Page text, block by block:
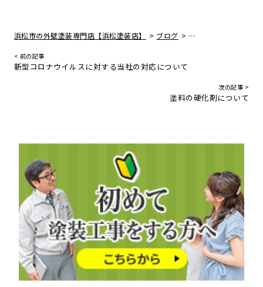
浜松市の外壁塗装専門店【浜松塗装店】 > ブログ > 光触媒塗料について
< 前の記事
新型コロナウイルスに対する当社の対応について
次の記事 >
塗料の硬化剤について